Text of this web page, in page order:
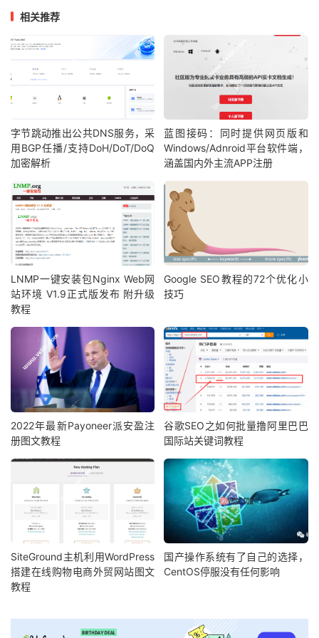
相关推荐
字节跳动推出公共DNS服务，采
用BGP任播/支持DoH/DoT/DoQ
加密解析
蓝图接码：同时提供网页版和
Windows/Adnroid平台软件端，
涵盖国内外主流APP注册
LNMP一键安装包Nginx Web网
站环境 V1.9正式版发布 附升级
教程
Google SEO教程的72个优化小
技巧
2022年最新Payoneer派安盈注
册图文教程
谷歌SEO之如何批量撸阿里巴巴
国际站关键词教程
SiteGround主机利用WordPress
搭建在线购物电商外贸网站图文
教程
国产操作系统有了自己的选择，
CentOS停服没有任何影响